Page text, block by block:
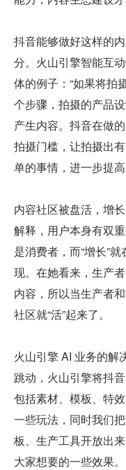
抖音能够做好这样的
分。火山引擎智能互
体的例子：“如果将拍
个步骤，拍摄的产品
产生内容。抖音在做的
拍摄门槛，让拍摄出
单的事情，进一步提
内容社区被盘活，增
解释，用户本身有双
是消费者，而“增长”
现。在她看来，生产
内容，所以当生产者
社区就“活”起来了。
火山引擎 AI 业务的解
跳动，火山引擎将抖
包括素材、模板、特
一些玩法，同时我们
板、生产工具开放出
大家想要的一些效果